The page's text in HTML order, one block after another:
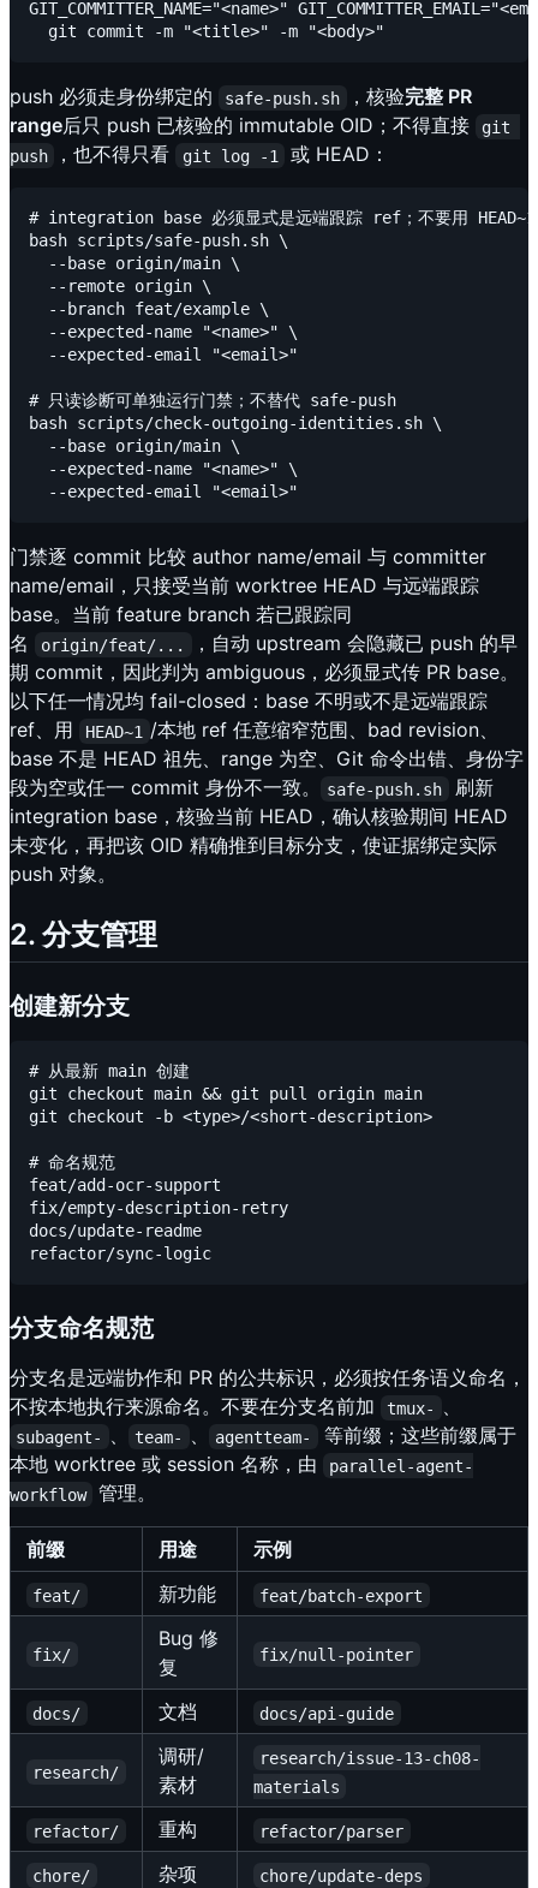
GIT_COMMITTER_NAME="<name>"
push 必须走身份绑定的 safe-push.sh ，核验完整 PR
range后只 push 已核验的 immutable OID；不得直接
git
push
，也不得只看 git log -1 或 HEAD：
# integration base 必须显式是远端跟踪 ref；不要用 HEAD~1
bash scripts/safe-push.sh \
  --base origin/main \
  --remote origin \
  --branch feat/example \
  --expected-name "<name>" \
  --expected-email "<email>"
# 只读诊断可单独运行门禁；不替代 safe-push
bash scripts/check-outgoing-identities.sh \
  --base origin/main \
  --expected-name "<name>" \
门禁逐 commit 比较 author name/email 与 committer
name/email，只接受当前 worktree HEAD 与远端跟踪
base。当前 feature branch 若已跟踪同
名
origin/feat/...
，自动 upstream 会隐藏已 push 的早
期 commit，因此判为 ambiguous，必须显式传 PR base。
以下任一情况均 fail-closed：base 不明或不是远端跟踪
ref、用
HEAD~1 /本地 ref 任意缩窄范围、bad revision、
base 不是 HEAD 祖先、range 为空、Git 命令出错、身份字
段为空或任一 commit 身份不一致。
safe-push.sh
刷新
integration base，核验当前 HEAD，确认核验期间 HEAD
未变化，再把该 OID 精确推到目标分支，使证据绑定实际
push 对象。
2. 分支管理
创建新分支
# 从最新 main 创建
git checkout main && git pull origin main
git checkout -b <type>/<short-description>
# 命名规范
feat/add-ocr-support
fix/empty-description-retry
docs/update-readme
分支命名规范
分支名是远端协作和 PR 的公共标识，必须按任务语义命名，
不按本地执行来源命名。不要在分支名前加
tmux- 、
subagent- 、 team- 、 agentteam-
等前缀；这些前缀属于
本地 worktree 或 session 名称，由
parallel-agent-
workflow
管理。
前缀 用途 示例
feat/ 新功能 feat/batch-export
fix/
Bug 修
复
fix/null-pointer
docs/ 文档 docs/api-guide
research/
调研/
素材
research/issue-13-ch08-
materials
refactor/ 重构 refactor/parser
chore/ 杂项 chore/update-deps